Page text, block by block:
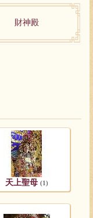
財神殿
天上聖母 (1)